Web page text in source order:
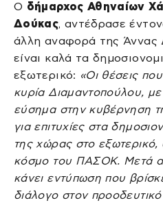
Ο δήμαρχος Αθηναίων
Δούκας, αντέδρασε
άλλη αναφορά της Άννας
είναι καλά τα
εξωτερικό: «Οι θέσεις
κυρία Διαμαντοπούλου, με
εύσημα στην κυβέρνηση
για επιτυχίες στα
της χώρας στο
κόσμο του ΠΑΣΟΚ. Μετά
κάνει εντύπωση που
διάλογο στον